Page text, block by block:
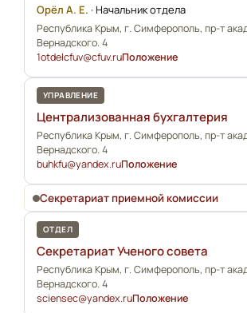
Орёл А. Е. · Начальник отдела
Республика Крым, г. Симферополь, пр-т
Вернадского. 4
1otdelcfuv@cfuv.ruПоложение
УПРАВЛЕНИЕ
Централизованная бухгалтерия
Республика Крым, г. Симферополь, пр-т
Вернадского. 4
buhkfu@yandex.ruПоложение
Секретариат приемной комиссии
ОТДЕЛ
Секретариат Ученого совета
Республика Крым, г. Симферополь, пр-т
Вернадского. 4
sciensec@yandex.ruПоложение